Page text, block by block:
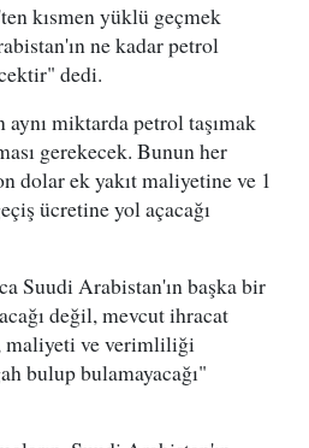
kısmen yüklü geçmek
ne kadar petrol
dedi.
miktarda petrol taşımak
gerekecek. Bunun her
dolar ek yakıt maliyetine ve 1
ücretine yol açacağı
Suudi Arabistan'ın başka bir
değil, mevcut ihracat
maliyeti ve verimliliği
bulup bulamayacağı"